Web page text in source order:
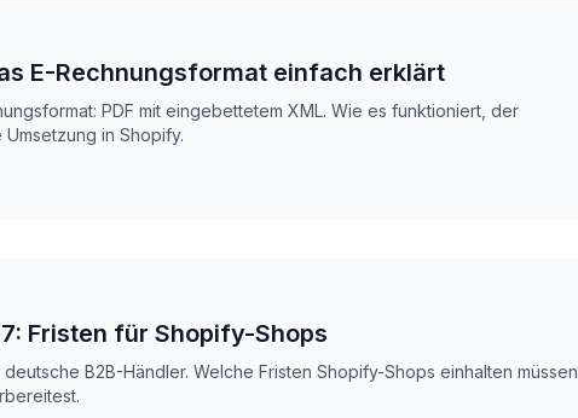
E-Rechnungsformat einfach erklärt
PDF mit eingebettetem XML. Wie es funktioniert, der
in Shopify.
Fristen für Shopify-Shops
B2B-Händler. Welche Fristen Shopify-Shops einhalten müssen